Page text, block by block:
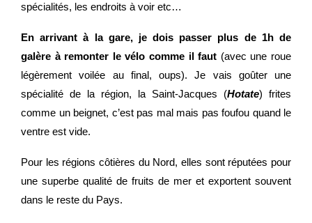
spécialités, les endroits à voir etc…
En arrivant à la gare, je dois passer plus de 1h de
galère à remonter le vélo comme il faut (avec une roue
légèrement voilée au final, oups). Je vais goûter une
spécialité de la région, la Saint-Jacques (Hotate) frites
comme un beignet, c’est pas mal mais pas foufou quand le
ventre est vide.
Pour les régions côtières du Nord, elles sont réputées pour
une superbe qualité de fruits de mer et exportent souvent
dans le reste du Pays.